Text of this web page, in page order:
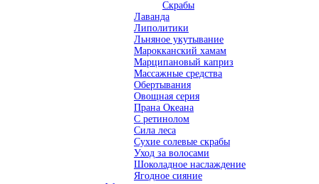
Скрабы
Лаванда
Липолитики
Льняное укутывание
Марокканский хамам
Марципановый каприз
Массажные средства
Обертывания
Овощная серия
Прана Океана
С ретинолом
Сила леса
Сухие солевые скрабы
Уход за волосами
Шоколадное наслаждение
Ягодное сияние